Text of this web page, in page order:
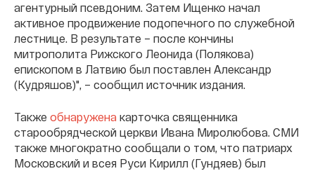
агентурный псевдоним. Затем Ищенко начал
активное продвижение подопечного по служебной
лестнице. В результате – после кончины
митрополита Рижского Леонида (Полякова)
епископом в Латвию был поставлен Александр
(Кудряшов)", – сообщил источник издания.
Также обнаружена карточка священника
старообрядческой церкви Ивана Миролюбова. СМИ
также многократно сообщали о том, что патриарх
Московский и всея Руси Кирилл (Гундяев) был